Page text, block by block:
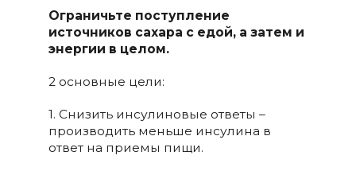
Ограничьте поступление
источников сахара с едой, а затем и
энергии в целом.
2 основные цели:
1. Снизить инсулиновые ответы –
производить меньше инсулина в
ответ на приемы пищи.